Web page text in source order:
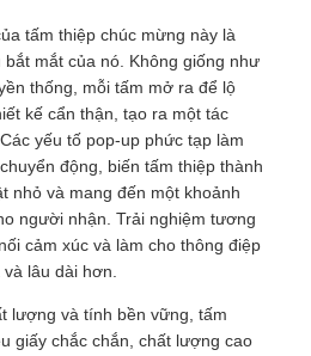
tấm thiệp chúc mừng này là
mắt của nó. Không giống như
thống, mỗi tấm mở ra để lộ
kế cẩn thận, tạo ra một tác
yếu tố pop-up phức tạp làm
động, biến tấm thiệp thành
nhỏ và mang đến một khoảnh
người nhận. Trải nghiệm tương
cảm xúc và làm cho thông điệp
lâu dài hơn.
lượng và tính bền vững, tấm
giấy chắc chắn, chất lượng cao